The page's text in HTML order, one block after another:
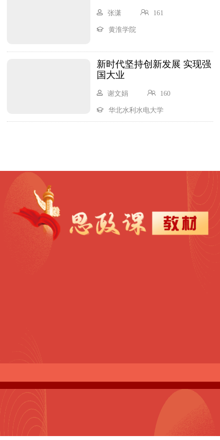
张潇 161
黄淮学院
新时代坚持创新发展 实现强
国大业
谢文娟 160
华北水利水电大学